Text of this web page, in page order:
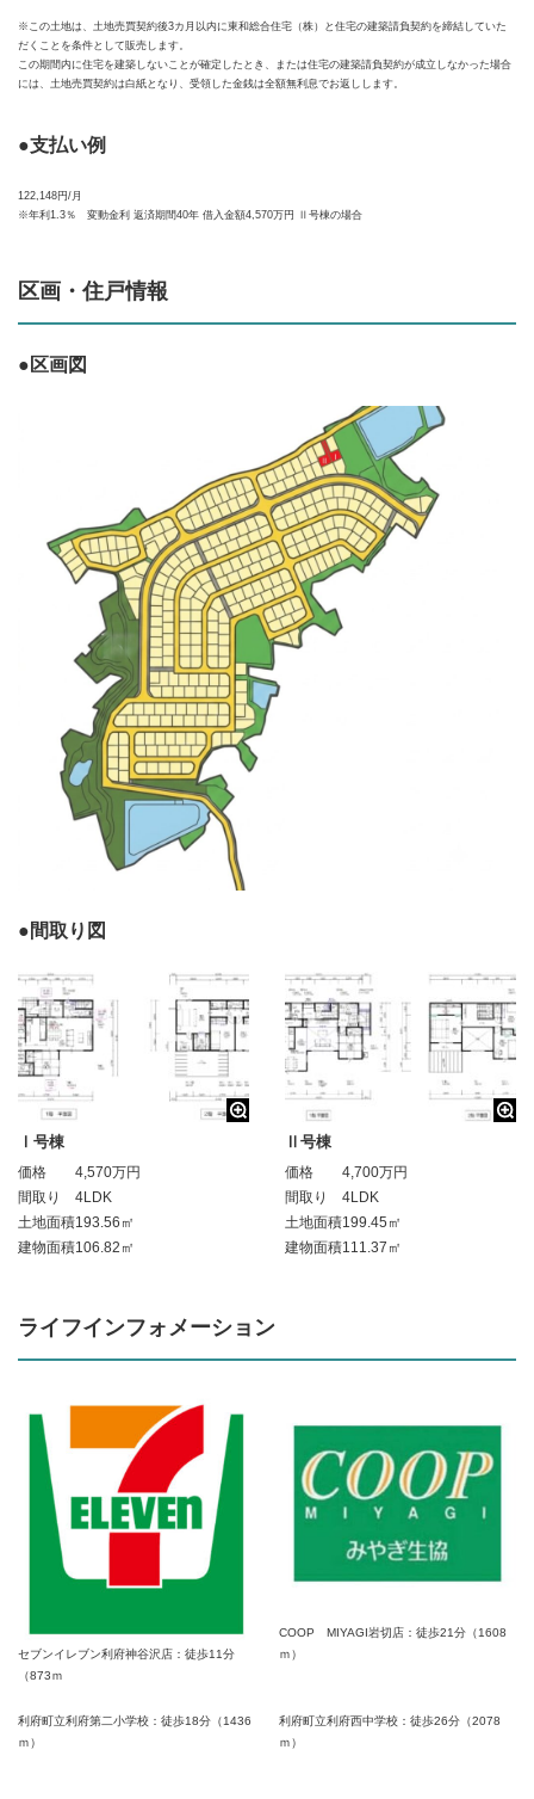
※この土地は、土地売買契約後3カ月以内に東和総合住宅（株）と住宅の建築請負契約を締結していた
だくことを条件として販売します。
この期間内に住宅を建築しないことが確定したとき、または住宅の建築請負契約が成立しなかった場合
には、土地売買契約は白紙となり、受領した金銭は全額無利息でお返しします。
●支払い例
122,148円/月
※年利1.3％ 変動金利 返済期間40年 借入金額4,570万円 Ⅱ号棟の場合
区画・住戸情報
●区画図
●間取り図
Ⅰ号棟
価格
4,570万円
間取り
4LDK
土地面積193.56㎡
建物面積106.82㎡
Ⅱ号棟
価格
4,700万円
間取り
4LDK
土地面積199.45㎡
建物面積111.37㎡
ライフインフォメーション
セブンイレブン利府神谷沢店：徒歩11分
（873ｍ
COOP MIYAGI岩切店：徒歩21分（1608
ｍ）
利府町立利府第二小学校：徒歩18分（1436
ｍ）
利府町立利府西中学校：徒歩26分（2078
ｍ）